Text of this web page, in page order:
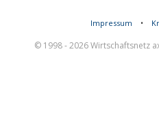
Impressum •
© 1998 - 2026 Wirtschaftsnetz